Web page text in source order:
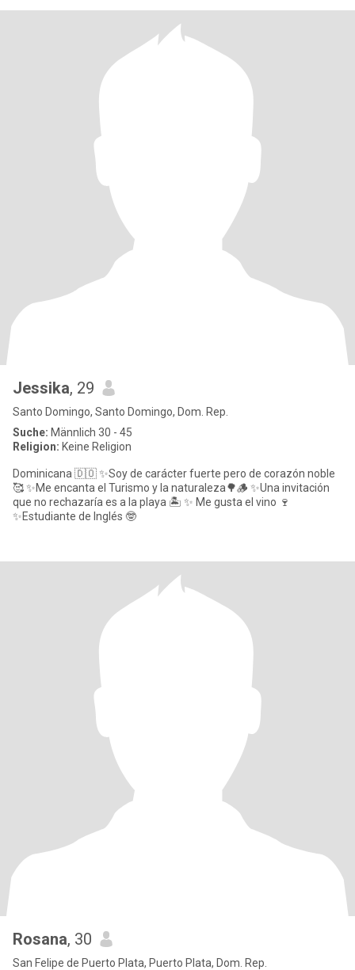
Jessika, 29
Santo Domingo, Santo Domingo, Dom. Rep.
Suche: Männlich 30 - 45
Religion: Keine Religion
Dominicana 🇩🇴 ✨Soy de carácter fuerte pero de corazón noble
🥰 ✨Me encanta el Turismo y la naturaleza🌳🪵 ✨Una invitación
que no rechazaría es a la playa 🏝️ ✨ Me gusta el vino 🍷
✨Estudiante de Inglés 🤓
Rosana, 30
San Felipe de Puerto Plata, Puerto Plata, Dom. Rep.